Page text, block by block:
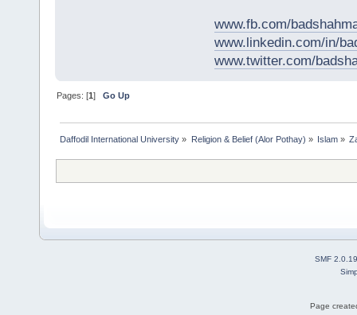
www.fb.com/
www.linkedin.com/in/
www.twitter.com/
Pages: [1]Go Up
Daffodil International University » Religion & Belief (Alor Pothay) » Islam»
SMF 2.0.19
Page